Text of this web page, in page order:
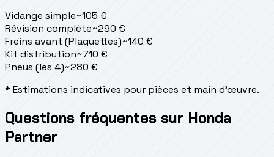
Vidange simple~105 €
Révision complète~290 €
Freins avant (Plaquettes)~140 €
Kit distribution~710 €
Pneus (les 4)~280 €
* Estimations indicatives pour pièces et main d'œuvre.
Questions fréquentes sur Honda
Partner